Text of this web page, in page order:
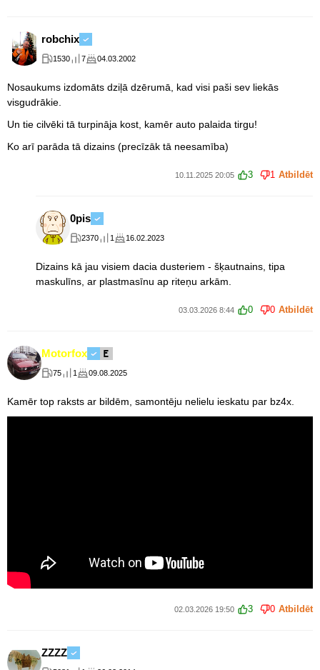
robchix
1530 7 04.03.2002
Nosaukums izdomāts dziļā dzērumā, kad visi paši sev liekās
visgudrākie.
Un tie cilvēki tā turpināja kost, kamēr auto palaida tirgu!
Ko arī parāda tā dizains (precīzāk tā neesamība)
10.11.2025 20:05 3 1 Atbildēt
0pis
2370 1 16.02.2023
Dizains kā jau visiem dacia dusteriem - šķautnains, tipa
maskulīns, ar plastmasīnu ap riteņu arkām.
03.03.2026 8:44 0 0 Atbildēt
Motorfox
75 1 09.08.2025
Kamēr top raksts ar bildēm, samontēju nelielu ieskatu par bz4x.
02.03.2026 19:50 3 0 Atbildēt
ZZZZ